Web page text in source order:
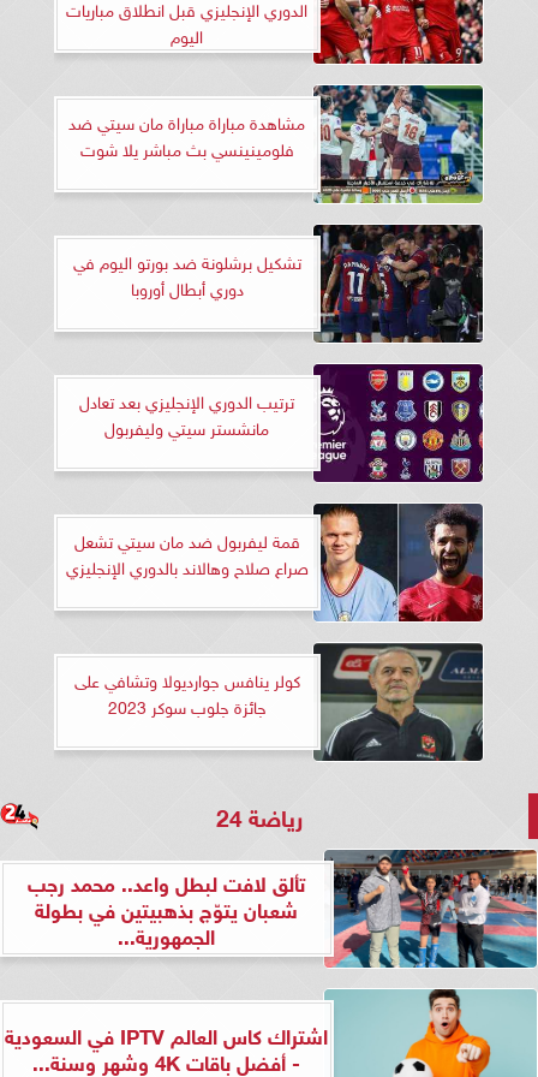
الدوري الإنجليزي قبل انطلاق مباريات
اليوم
مشاهدة مباراة مباراة مان سيتي ضد
فلومينينسي بث مباشر يلا شوت
تشكيل برشلونة ضد بورتو اليوم في
دوري أبطال أوروبا
ترتيب الدوري الإنجليزي بعد تعادل
مانشستر سيتي وليفربول
قمة ليفربول ضد مان سيتي تشعل
صراع صلاح وهالاند بالدوري الإنجليزي
كولر ينافس جوارديولا وتشافي على
جائزة جلوب سوكر 2023
رياضة 24
تألق لافت لبطل واعد.. محمد رجب
شعبان يتوّج بذهبيتين في بطولة
الجمهورية...
اشتراك كاس العالم IPTV في السعودية
- أفضل باقات 4K وشهر وسنة...